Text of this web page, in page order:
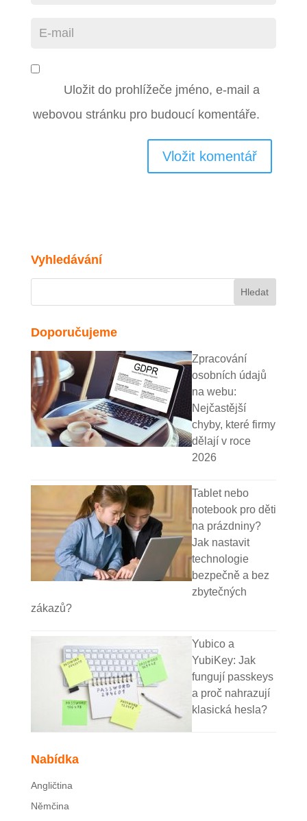
Uložit do prohlížeče jméno, e-mail a
webovou stránku pro budoucí komentáře.
Vyhledávání
Doporučujeme
Zpracování
osobních údajů
na webu:
Nejčastější
chyby, které firmy
dělají v roce
2026
Tablet nebo
notebook pro děti
na prázdniny?
Jak nastavit
technologie
bezpečně a bez
zbytečných
zákazů?
Yubico a
YubiKey: Jak
fungují passkeys
a proč nahrazují
klasická hesla?
Nabídka
Angličtina
Němčina